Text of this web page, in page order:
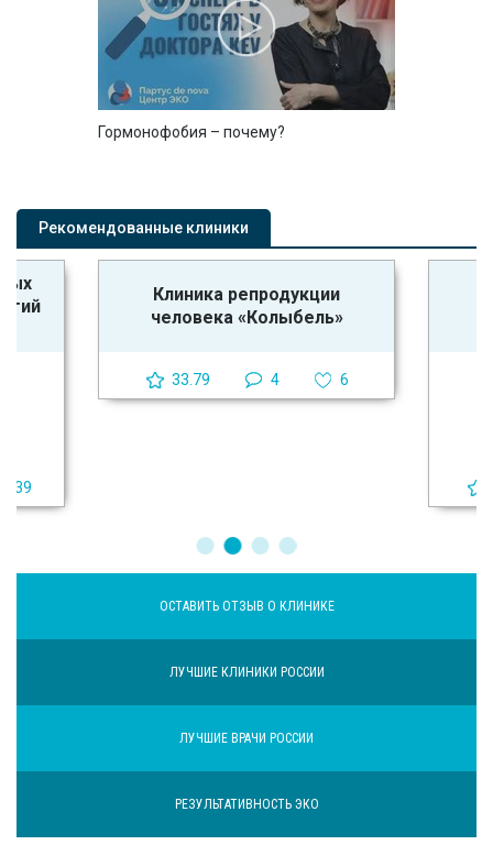
Гормонофобия – почему?
Рекомендованные клиники
39
Клиника репродукции
человека «Колыбель»
33.79 4 6
ОСТАВИТЬ ОТЗЫВ О КЛИНИКЕ
ЛУЧШИЕ КЛИНИКИ РОССИИ
ЛУЧШИЕ ВРАЧИ РОССИИ
РЕЗУЛЬТАТИВНОСТЬ ЭКО